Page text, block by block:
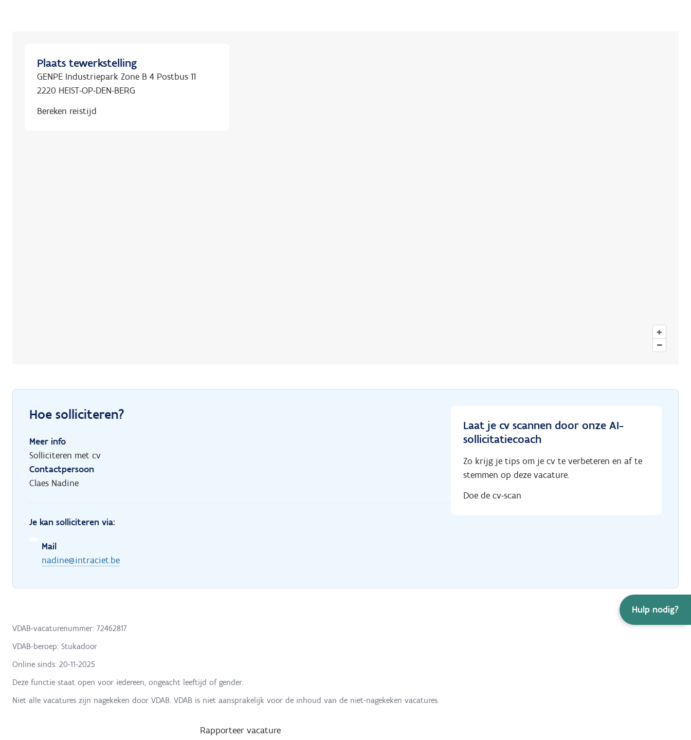
Hulp nodig?
+
–
Plaats tewerkstelling
GENPE Industriepark Zone B 4 Postbus 11
2220 HEIST-OP-DEN-BERG
Bereken reistijd
Hoe solliciteren?
Meer info
Solliciteren met cv
Contactpersoon
Claes Nadine
Je kan solliciteren via:
Mail
nadine@intraciet.be
Laat je cv scannen door onze AI-
sollicitatiecoach
Zo krijg je tips om je cv te verbeteren en af te
stemmen op deze vacature.
Doe de cv-scan
VDAB-vacaturenummer: 72462817
VDAB-beroep: Stukadoor
Online sinds: 20-11-2025
Deze functie staat open voor iedereen, ongeacht leeftijd of gender.
Niet alle vacatures zijn nagekeken door VDAB. VDAB is niet aansprakelijk voor de inhoud van de niet-nagekeken vacatures.
Rapporteer vacature